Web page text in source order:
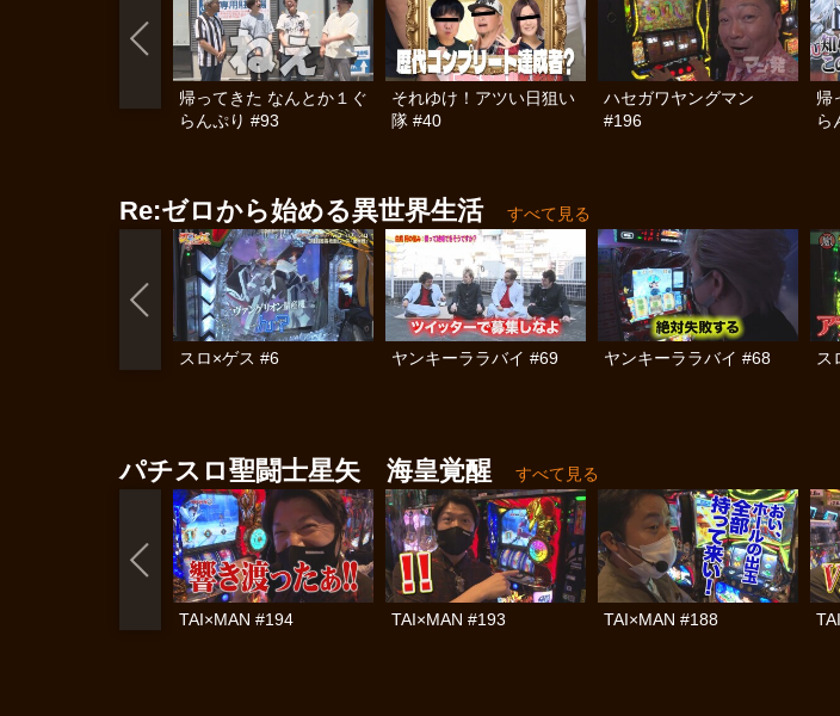
帰ってきた なんとか１ぐ
らんぷり #93
それゆけ！アツい日狙い
隊 #40
ハセガワヤングマン
#196
帰
ら
Re:ゼロから始める異世界生活 すべて見る
スロ×ゲス #6 ヤンキーララバイ #69 ヤンキーララバイ #68 ス
パチスロ聖闘士星矢 海皇覚醒 すべて見る
TAI×MAN #194 TAI×MAN #193 TAI×MAN #188